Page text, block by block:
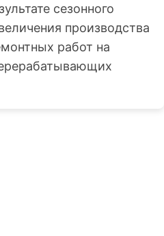
сезонного
производства
работ на